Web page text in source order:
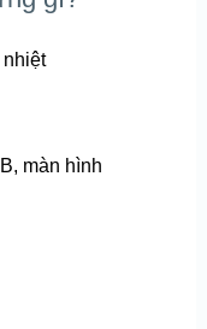
nhiệt
màn hình